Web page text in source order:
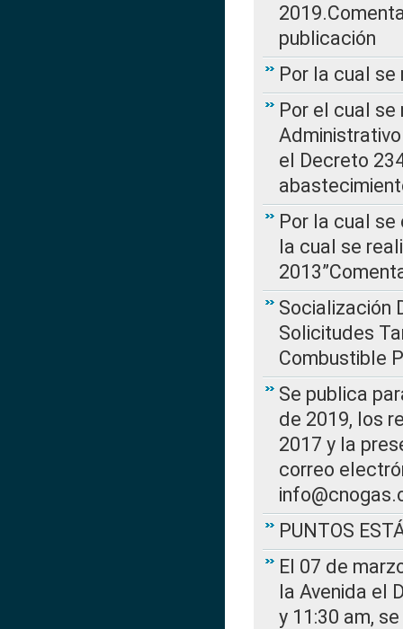
publicación
Por la cual se
Por el cual
el Decreto
Por la cual se
la cual se
Socialización
Solicitudes
Combustible
Se publica
de 2019, los
2017 y la
correo
PUNTOS
El 07 de
la Avenida el
y 11:30 am,